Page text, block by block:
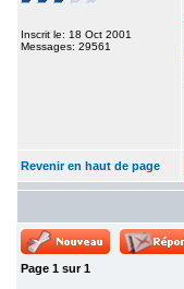
Inscrit le: 18 Oct 2001
Messages: 29561
Revenir en haut de page
Page 1 sur1